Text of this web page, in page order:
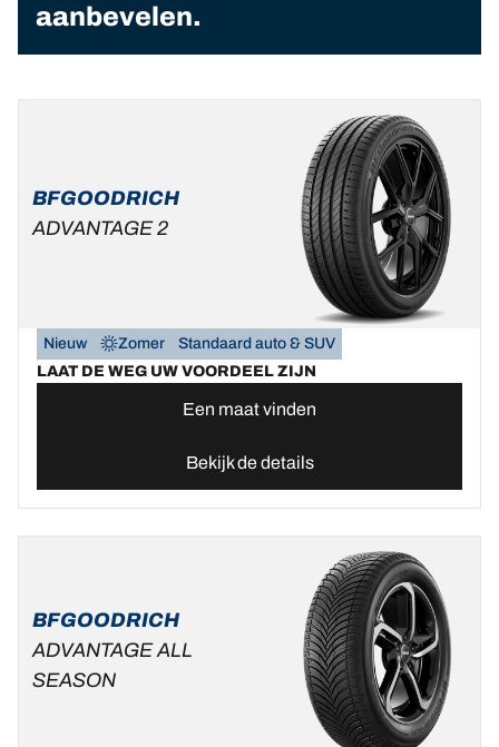
aanbevelen.
BFGOODRICH
ADVANTAGE 2
Nieuw Zomer
Standaard auto & SUV
LAAT DE WEG UW VOORDEEL ZIJN
Een maat vinden
Bekijk de details
BFGOODRICH
ADVANTAGE ALL
SEASON